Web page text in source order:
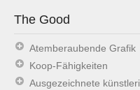
The Good
Atemberaubende Grafik
Koop-Fähigkeiten
Ausgezeichnete